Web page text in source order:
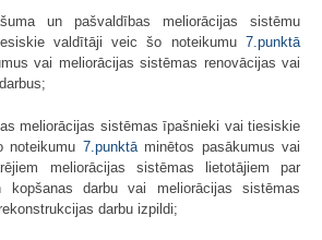
un pašvaldības meliorācijas sistēmu
valdītāji veic šo noteikumu 7.punktā
vai meliorācijas sistēmas renovācijas vai
meliorācijas sistēmas īpašnieki vai tiesiskie
noteikumu 7.punktāminētos pasākumus vai
meliorācijas sistēmas lietotājiem par
kopšanas darbu vai meliorācijas sistēmas
darbu izpildi;